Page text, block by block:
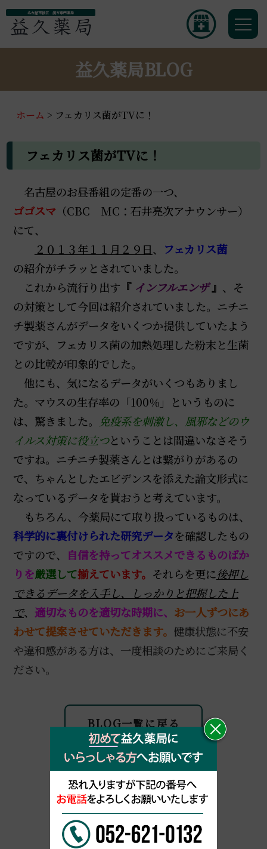
名古屋市緑区 漢方専門薬局
益久薬局BLOG
ホーム > フェカリス菌がTVに！
フェカリス菌がTVに！
名古屋のお昼番組の定番の一つ、
ゴゴスマ （CBC MC：石井亮次アナウンサー）
にて、
２０１３年１１月２９日、
フェカリス菌
の紹介がチラッとされていました。
これから流行り出す 『 インフルエンザ』 、そ
の対策として今回は紹介されていました。ニチニ
チ製薬さんがデータをいくつか提供していたよう
ですが、フェカリス菌の加熱処理した粉末と生菌
との比較が印象的でした。
他にも、気になるデータがいくつもありまし
た。マウスの生存率の「100％」というものに
は、驚きました。
免疫系を刺激し、風邪などのウ
イルス対策に役立つということは間違いなさそう
ですね。ニチニチ製薬さんとは繋がりがあるの
で、ちゃんとしたエビデンスを添えた論文形式に
なっているデータを貰おうと考えています。
もちろん、今薬局にて取り扱っているものは、
科学的に裏付けられた研究データを確認したもの
ですので、
自信を持ってオススメできるものばか
りを厳選して揃えています。 それらを更に後押し
できるデータを入手し、しっかりと把握した上
で、 適切なものを適切な時期に、 お一人ずつにあ
わせて提案させていただきます。 健康状態に不安
や違和感がある方は、一度相談のためにご来局く
ださい。
BLOG一覧に戻る
名古屋市緑区 漢方専門薬局